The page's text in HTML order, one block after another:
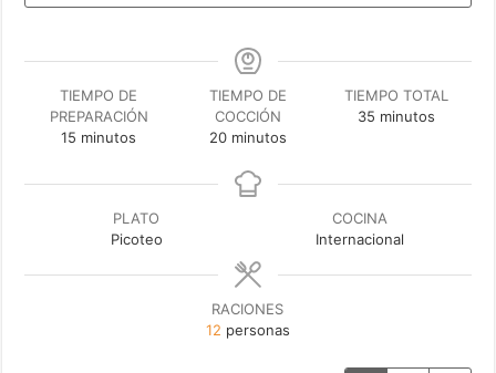
TIEMPO DE
PREPARACIÓN
15 minutos
minutos
TIEMPO DE
COCCIÓN
20minutos
minutos
TIEMPO TOTAL
35 minutos
minutos
PLATO
Picoteo
COCINA
Internacional
RACIONES
12 personas